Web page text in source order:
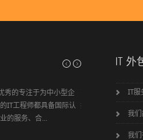
字电话 闭路监控 防盗
瑞德信息系统有限
IT 外
IT服
我
我